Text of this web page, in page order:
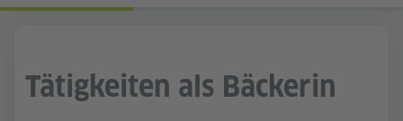
Tätigkeiten als Bäckerin